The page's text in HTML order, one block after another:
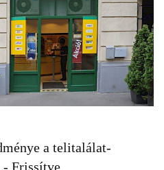
a telitalálat-
- Frissítve